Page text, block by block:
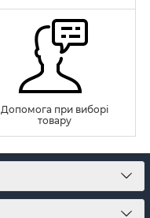
Допомога при виборі
товару